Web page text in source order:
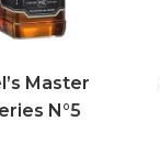
Master
N°5